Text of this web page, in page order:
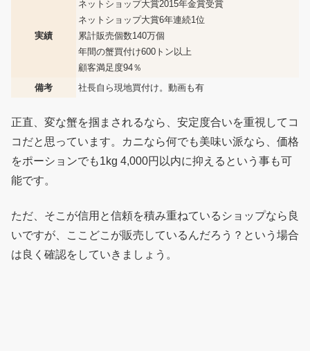
実績
ネットショップ大賞2015年金賞受賞
ネットショップ大賞6年連続1位
累計販売個数140万個
年間の蟹買付け600トン以上
顧客満足度94％
備考
社長自ら現地買付け。動画も有
正直、変な蟹を掴まされるなら、安定度合いを重視してコ
コだと思っています。カニなら何でも美味い派なら、価格
をポーションでも1kg 4,000円以内に抑えるという事も可
能です。
ただ、そこが信用と信頼を積み重ねているショップなら良
いですが、ここどこが販売しているんだろう？という場合
は良く確認をしていきましょう。